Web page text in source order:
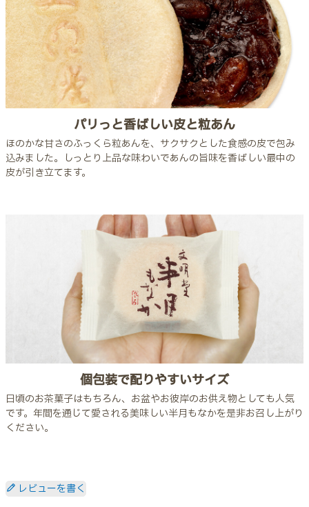
パリっと香ばしい皮と粒あん
ほのかな甘さのふっくら粒あんを、サクサクとした食感の皮で包み
込みました。しっとり上品な味わいであんの旨味を香ばしい最中の
皮が引き立てます。
個包装で配りやすいサイズ
日頃のお茶菓子はもちろん、お盆やお彼岸のお供え物としても人気
です。年間を通じて愛される美味しい半月もなかを是非お召し上がり
ください。
レビューを書く